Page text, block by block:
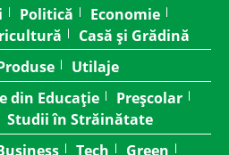
Politică
Economie
Casă și Grădină
Utilaje
din Educație
Preșcolar
Studii în Străinătate
Tech Green